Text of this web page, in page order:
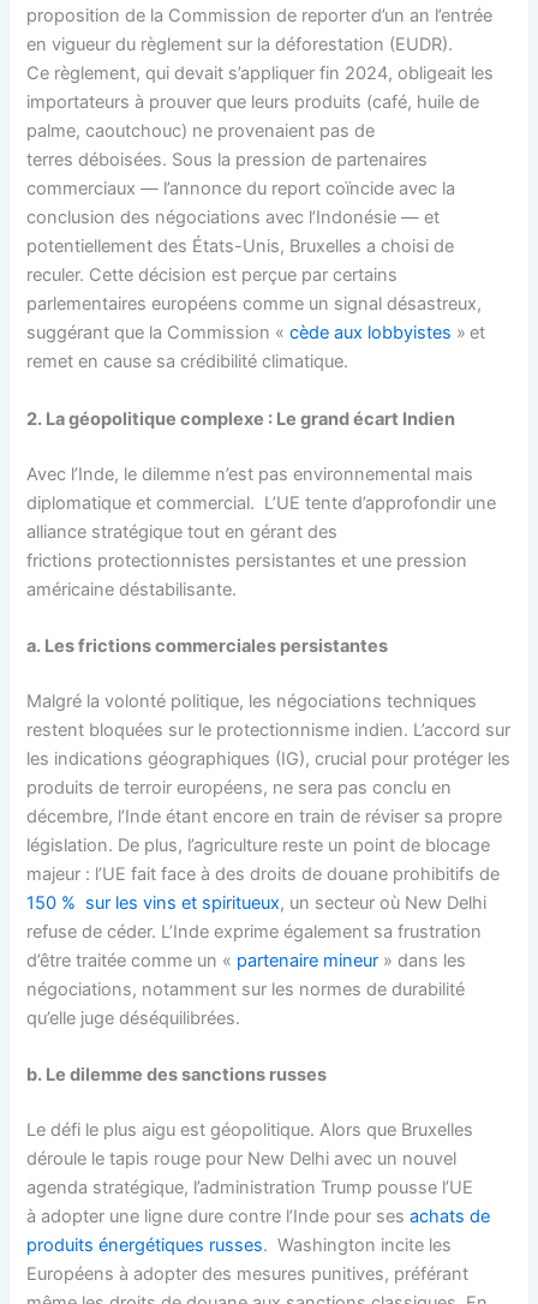
proposition de la Commission de reporter d’un an l’entrée
en vigueur du règlement sur la déforestation (EUDR).
Ce règlement, qui devait s’appliquer fin 2024, obligeait les
importateurs à prouver que leurs produits (café, huile de
palme, caoutchouc) ne provenaient pas de
terres déboisées. Sous la pression de partenaires
commerciaux — l’annonce du report coïncide avec la
conclusion des négociations avec l’Indonésie — et
potentiellement des États-Unis, Bruxelles a choisi de
reculer. Cette décision est perçue par certains
parlementaires européens comme un signal désastreux,
suggérant que la Commission «cède aux lobbyistes » et
remet en cause sa crédibilité climatique.
2. La géopolitique complexe : Le grand écart Indien
Avec l’Inde, le dilemme n’est pas environnemental mais
diplomatique et commercial. L’UE tente d’approfondir une
alliance stratégique tout en gérant des
frictions protectionnistes persistantes et une pression
américaine déstabilisante.
a. Les frictions commerciales persistantes
Malgré la volonté politique, les négociations techniques
restent bloquées sur le protectionnisme indien. L’accord sur
les indications géographiques (IG), crucial pour protéger les
produits de terroir européens, ne sera pas conclu en
décembre, l’Inde étant encore en train de réviser sa propre
législation. De plus, l’agriculture reste un point de blocage
majeur : l’UE fait face à des droits de douane prohibitifs de
150 % sur les vins et spiritueux, un secteur où New Delhi
refuse de céder. L’Inde exprime également sa frustration
d’être traitée comme un « partenaire mineur » dans les
négociations, notamment sur les normes de durabilité
qu’elle juge déséquilibrées.
b. Le dilemme des sanctions russes
Le défi le plus aigu est géopolitique. Alors que Bruxelles
déroule le tapis rouge pour New Delhi avec un nouvel
agenda stratégique, l’administration Trump pousse l’UE
à adopter une ligne dure contre l’Inde pour sesachats de
produits énergétiques russes. Washington incite les
Européens à adopter des mesures punitives, préférant